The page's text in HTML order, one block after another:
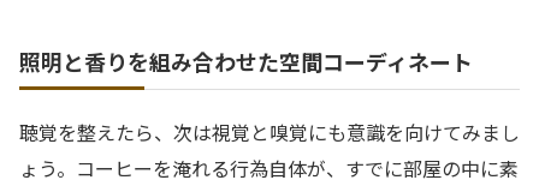
照明と香りを組み合わせた空間コーディネート
聴覚を整えたら、次は視覚と嗅覚にも意識を向けてみまし
ょう。コーヒーを淹れる行為自体が、すでに部屋の中に素